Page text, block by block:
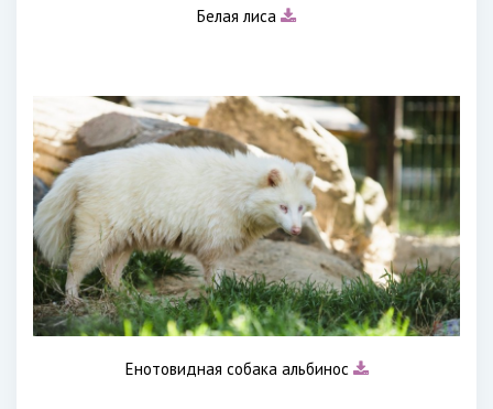
Белая лиса
Енотовидная собака альбинос